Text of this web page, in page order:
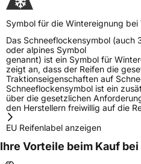
Symbol für die Wintereignung bei
Das Schneeflockensymbol (auch
oder alpines Symbol
genannt) ist ein Symbol für
zeigt an, dass der Reifen die
Traktionseigenschaften auf
Schneeflockensymbol ist ein
über die gesetzlichen
den Herstellern freiwillig auf die
EU Reifenlabel anzeigen
Ihre Vorteile beim Kauf bei